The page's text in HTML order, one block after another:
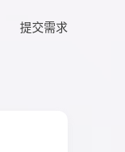
提交需求